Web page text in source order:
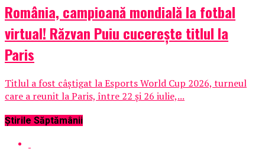
România, campioană mondială la fotbal
virtual! Răzvan Puiu cucerește titlul la
Paris
Titlul a fost câștigat la Esports World Cup 2026, turneul
care a reunit la Paris, între 22 și 26 iulie,...
Știrile Săptămânii